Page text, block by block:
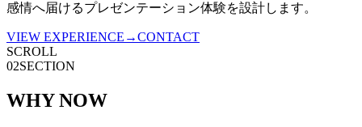
感情へ届けるプレゼンテーション体験を設計します。
VIEW EXPERIENCE →CONTACT
SCROLL
02SECTION
WHY NOW